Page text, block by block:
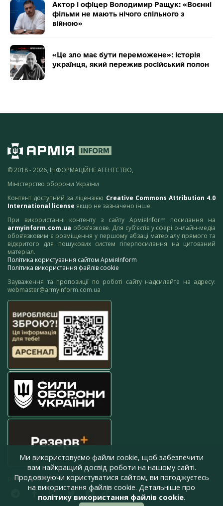
Актор і офіцер Володимир Ращук: «Воєнні
фільми не мають нічого спільного з
війною»
«Це зло має бути переможене»: історія
українця, який пережив російський полон
© 2018 - 2026, ІНФОРМАЦІЙНЕ АГЕНТСТВО,
Міністерство оборони України
Контент доступний за ліцензією Creative Commons Attribution 4.0
International license якщо не зазначено інше.
При використанні контенту з сайту АрміяInform посилання на
armyinform.com.ua обов’язкове. Для суб’єктів у сфері онлайн-медіа
обов’язковим є розміщення у першому абзаці матеріалу прямого та
відкритого для пошукових систем гіперпосилання на цитований
матеріал.
Політика користування сайтом АрміяInform
Політика використання файлів cookie
Зауваження та пропозиції по роботі сайту надсилайте на адресу:
webmaster@armyinform.com.ua
press@armyinform.com.ua
Ми використовуємо файли cookie, щоб забезпечити
вам найкращий досвід роботи на нашому сайті.
Продовжуючи користуватися сайтом, ви погоджуєтесь
на використання файлів cookie. Детальніше про
політику використання файлів cookie.